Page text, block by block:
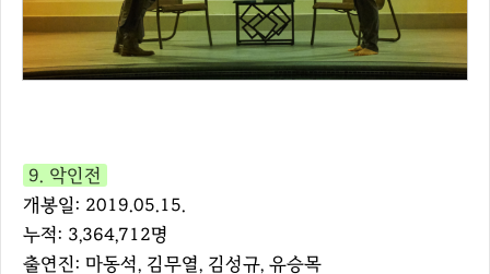
9. 악인전
개봉일: 2019.05.15.
누적: 3,364,712명
출연진: 마동석, 김무열, 김성규, 유승목